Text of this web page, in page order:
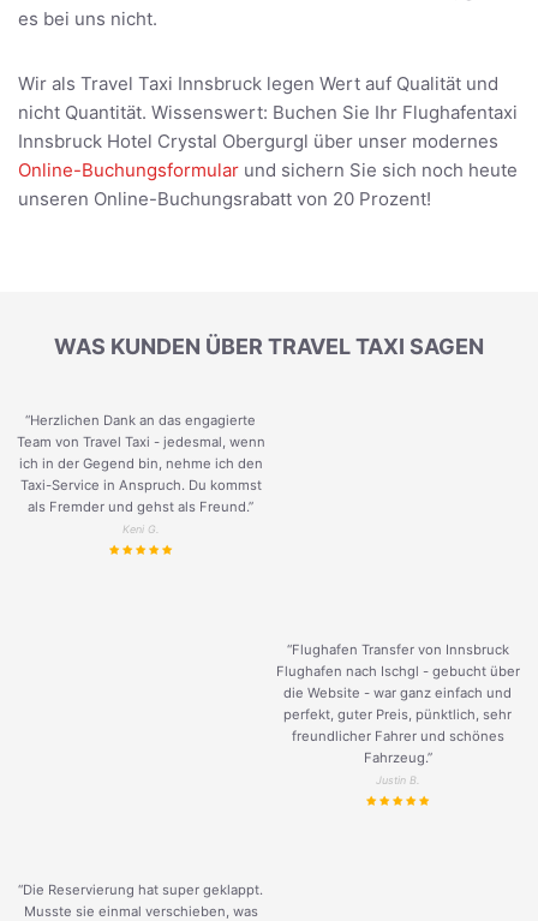
es bei uns nicht.
Wir als Travel Taxi Innsbruck legen Wert auf Qualität und
nicht Quantität. Wissenswert: Buchen Sie Ihr Flughafentaxi
Innsbruck Hotel Crystal Obergurgl über unser modernes
Online-Buchungsformular und sichern Sie sich noch heute
unseren Online-Buchungsrabatt von 20 Prozent!
WAS KUNDEN ÜBER TRAVEL TAXI SAGEN
“Herzlichen Dank an das engagierte
Team von Travel Taxi - jedesmal, wenn
ich in der Gegend bin, nehme ich den
Taxi-Service in Anspruch. Du kommst
als Fremder und gehst als Freund.”
Keni G.
“Flughafen Transfer von Innsbruck
Flughafen nach Ischgl - gebucht über
die Website - war ganz einfach und
perfekt, guter Preis, pünktlich, sehr
freundlicher Fahrer und schönes
Fahrzeug.”
Justin B.
“Die Reservierung hat super geklappt.
Musste sie einmal verschieben, was